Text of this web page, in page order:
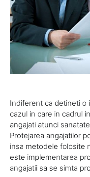
Indiferent ca detineti o
cazul in care in cadrul
angajati atunci
Protejarea angajatilor
insa metodele folosite
este implementarea
angajatii sa se simta